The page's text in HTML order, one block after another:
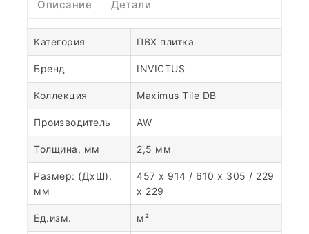
Описание Детали
Категория ПВХ плитка
Бренд INVICTUS
Коллекция Maximus Tile DB
Производитель AW
Толщина, мм 2,5 мм
Размер: (ДхШ),
мм
457 x 914 / 610 x 305 / 229
x 229
Ед.изм. м²